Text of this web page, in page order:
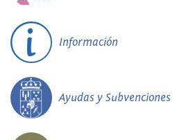
Información
Ayudas y Subvenciones